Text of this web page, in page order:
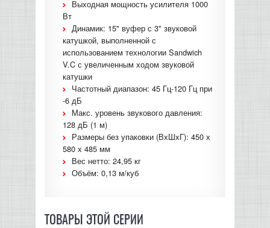
Выходная мощность усилителя 1000
Вт
Динамик: 15" вуфер с 3" звуковой
катушкой, выполненной с
использованием технологии Sandwich
V.C с увеличенным ходом звуковой
катушки
Частотный диапазон: 45 Гц-120 Гц при
-6 дБ
Макс. уровень звукового давления:
128 дБ (1 м)
Размеры без упаковки (ВхШхГ): 450 х
580 х 485 мм
Вес нетто: 24,95 кг
Объём: 0,13 м/куб
ТОВАРЫ ЭТОЙ СЕРИИ